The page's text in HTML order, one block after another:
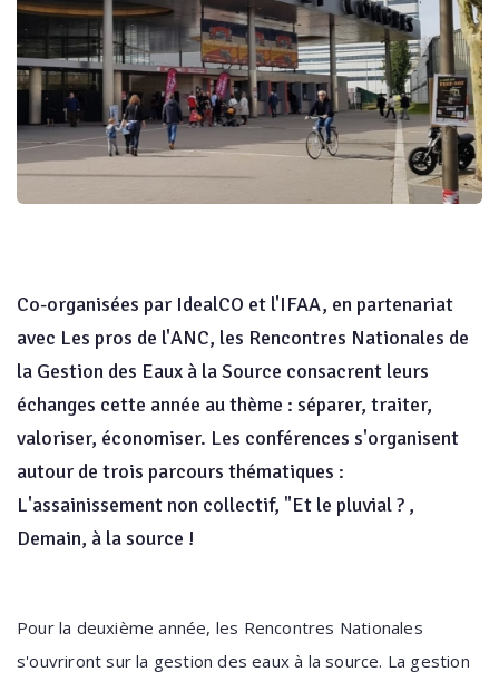
Co-organisées par IdealCO et l'IFAA, en partenariat
avec Les pros de l'ANC, les Rencontres Nationales de
la Gestion des Eaux à la Source consacrent leurs
échanges cette année au thème : séparer, traiter,
valoriser, économiser. Les conférences s'organisent
autour de trois parcours thématiques :
L'assainissement non collectif, "Et le pluvial ? ,
Demain, à la source !
Pour la deuxième année, les Rencontres Nationales
s'ouvriront sur la gestion des eaux à la source. La gestion